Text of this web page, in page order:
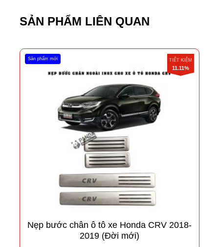
SẢN PHẨM LIÊN QUAN
Sản phẩm mới TIẾT KIỆM
11.11%
Nẹp bước chân ô tô xe Honda CRV 2018-
2019 (Đời mới)